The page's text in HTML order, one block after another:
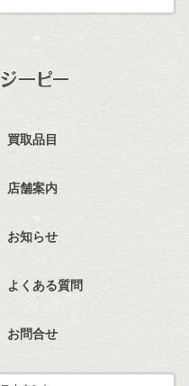
買取品目
店舗案内
お知らせ
よくある質問
お問合せ